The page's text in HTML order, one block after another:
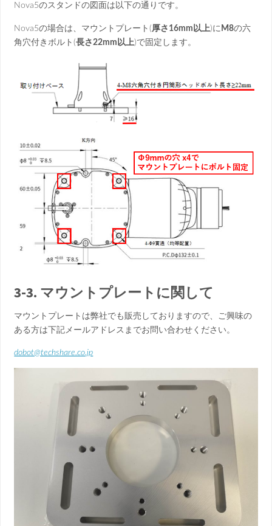
Nova5のスタンドの図面は以下の通りです。
Nova5の場合は、マウントプレート(厚さ16mm以上)に M8の六
角穴付きボルト(長さ22mm以上)で固定します。
3-3. マウントプレートに関して
マウントプレートは弊社でも販売しておりますので、ご興味の
ある方は下記メールアドレスまでお問い合わせください。
dobot@techshare.co.jp